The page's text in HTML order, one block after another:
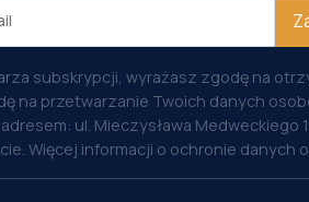
subskrypcji, wyrażasz zgodę na
na przetwarzanie Twoich danych
ul. Mieczysława Medweckiego
Więcej informacji o ochronie danych